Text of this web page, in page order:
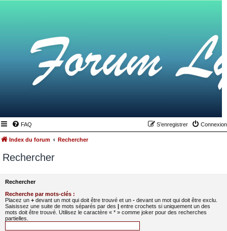
FAQ Connexion
S’enregistrer
Index du forum Rechercher
Rechercher
Rechercher
Recherche par mots-clés :
Placez un + devant un mot qui doit être trouvé et un - devant un mot qui doit être exclu.
Saisissez une suite de mots séparés par des | entre crochets si uniquement un des
mots doit être trouvé. Utilisez le caractère « * » comme joker pour des recherches
partielles.